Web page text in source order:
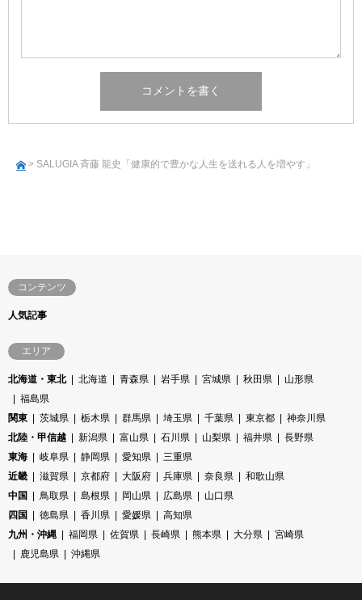
> SALUGIA 斉藤 龍史「健康的で豊かな人生を送れる人を増やす」
コンテンツ
人気記事
エリア
北海道・東北 北海道 青森県 岩手県 宮城県 秋田県
山形県
福島県
関東
茨城県 栃木県 群馬県 埼玉県 千葉県 東京都
神奈川県
北陸・甲信越
新潟県 富山県 石川県 山梨県 福井県
長野県
東海
岐阜県 静岡県 愛知県
三重県
近畿
滋賀県 京都府 大阪府 兵庫県 奈良県
和歌山県
中国
鳥取県 島根県 岡山県 広島県
山口県
四国
徳島県 香川県 愛媛県
高知県
九州・沖縄
福岡県 佐賀県 長崎県 熊本県 大分県
宮崎県
鹿児島県
沖縄県